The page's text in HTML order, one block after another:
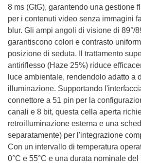
8 ms (GtG), garantendo una gestione
per i contenuti video senza immagini
blur. Gli ampi angoli di visione di 89°/
garantiscono colori e contrasto
posizione di seduta. Il trattamento
antiriflesso (Haze 25%) riduce
luce ambientale, rendendolo adatto a
illuminazione. Supportando
connettore a 51 pin per la
canali e 8 bit, questa cella aperta
retroilluminazione esterna e una
separatamente) per l'integrazione
Con un intervallo di temperatura
0°C e 55°C e una durata nominale